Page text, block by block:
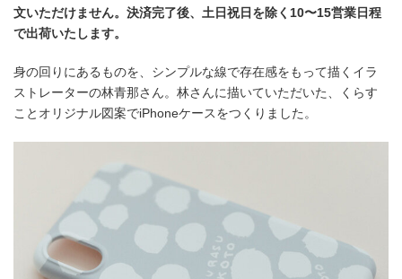
文いただけません。決済完了後、土日祝日を除く10〜15営業日程
で出荷いたします。
身の回りにあるものを、シンプルな線で存在感をもって描くイラ
ストレーターの林青那さん。林さんに描いていただいた、くらす
ことオリジナル図案でiPhoneケースをつくりました。